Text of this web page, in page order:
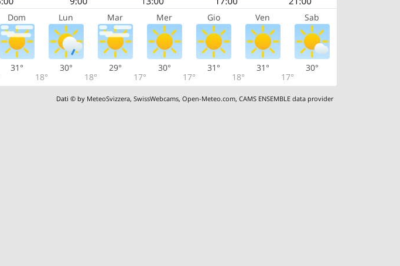
Dom Lun Mar Mer Gio Ven Sab
31°
18°
30°
18°
29°
17°
30°
17°
31°
18°
31°
17°
30°
Dati © by MeteoSvizzera,SwissWebcams,Open-Meteo.com,CAMS ENSEMBLE data provider